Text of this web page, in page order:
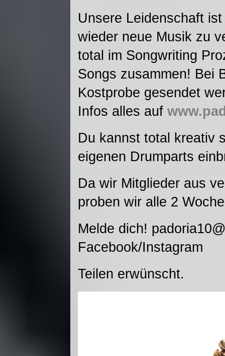
Unsere Leidenschaft
wieder neue Musik zu
total im Songwriting
Songs zusammen! Bei
Kostprobe gesendet
Infos alles auf
Du kannst total kreativ
eigenen Drumparts
Da wir Mitglieder aus
proben wir alle 2
Melde dich!
Facebook/Instagram
Teilen erwünscht.